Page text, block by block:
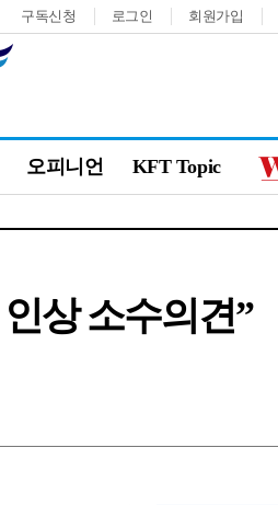
구독신청 로그인 회원가입
오피니언 KFT Topic
상 소수의견”